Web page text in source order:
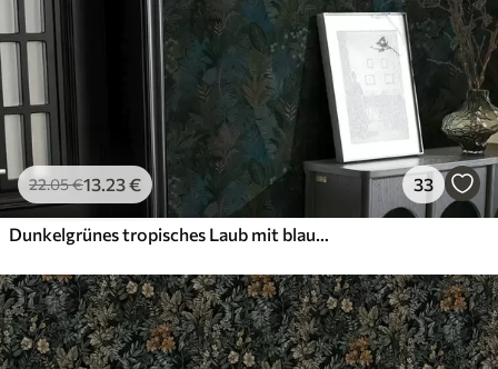
22.05€13.23€ 33
Dunkelgrünes tropisches Laub mit blauen Akzenten